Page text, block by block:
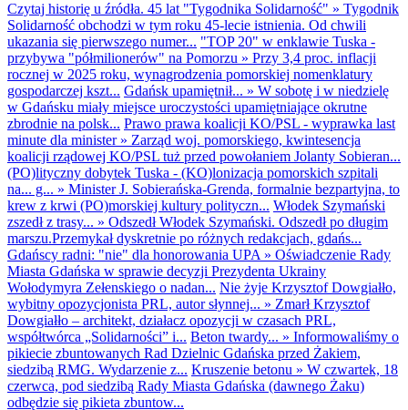
Czytaj historię u źródła. 45 lat "Tygodnika Solidarność" » Tygodnik
Solidarność obchodzi w tym roku 45-lecie istnienia. Od chwili
ukazania się pierwszego numer... "TOP 20" w enklawie Tuska -
przybywa "półmilionerów" na Pomorzu » Przy 3,4 proc. inflacji
rocznej w 2025 roku, wynagrodzenia pomorskiej nomenklatury
gospodarczej kszt... Gdańsk upamiętnił... » W sobotę i w niedzielę
w Gdańsku miały miejsce uroczystości upamiętniające okrutne
zbrodnie na polsk... Prawo prawa koalicji KO/PSL - wyprawka last
minute dla minister» Zarząd woj. pomorskiego, kwintesencja
koalicji rządowej KO/PSL tuż przed powołaniem Jolanty Sobieran...
(PO)lityczny dobytek Tuska - (KO)lonizacja pomorskich szpitali
na... g... » Minister J. Sobierańska-Grenda, formalnie bezpartyjna, to
krew z krwi (PO)morskiej kultury polityczn... Włodek Szymański
zszedł z trasy... » Odszedł Włodek Szymański. Odszedł po długim
marszu.Przemykał dyskretnie po różnych redakcjach, gdańs...
Gdańscy radni: "nie" dla honorowania UPA » Oświadczenie Rady
Miasta Gdańska w sprawie decyzji Prezydenta Ukrainy
Wołodymyra Zełenskiego o nadan... Nie żyje Krzysztof Dowgiałło,
wybitny opozycjonista PRL, autor słynnej... » Zmarł Krzysztof
Dowgiałło – architekt, działacz opozycji w czasach PRL,
współtwórca „Solidarności” i... Beton twardy... » Informowaliśmy o
pikiecie zbuntowanych Rad Dzielnic Gdańska przed Żakiem,
siedzibą RMG. Wydarzenie z... Kruszenie betonu » W czwartek, 18
czerwca, pod siedzibą Rady Miasta Gdańska (dawnego Żaku)
odbędzie się pikieta zbuntow...